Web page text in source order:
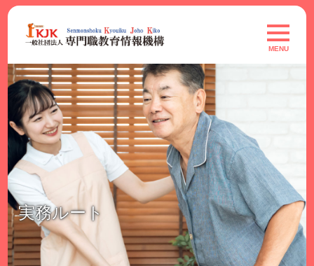
Skip
content
toggle
MENU
実務ルート